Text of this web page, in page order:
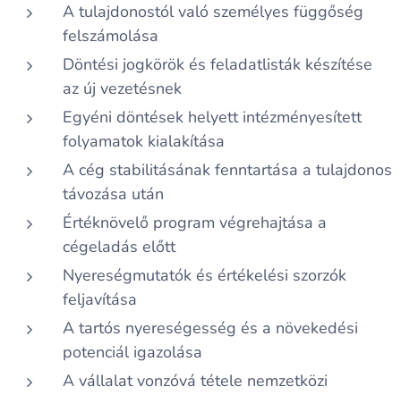
A tulajdonostól való személyes függőség
felszámolása
Döntési jogkörök és feladatlisták készítése
az új vezetésnek
Egyéni döntések helyett intézményesített
folyamatok kialakítása
A cég stabilitásának fenntartása a tulajdonos
távozása után
Értéknövelő program végrehajtása a
cégeladás előtt
Nyereségmutatók és értékelési szorzók
feljavítása
A tartós nyereségesség és a növekedési
potenciál igazolása
A vállalat vonzóvá tétele nemzetközi